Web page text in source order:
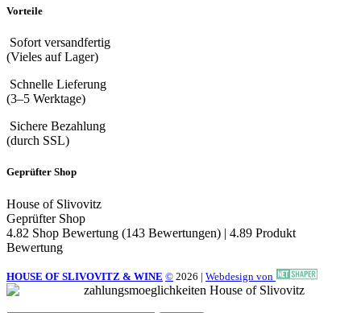
Vorteile
Sofort versandfertig
(Vieles auf Lager)
Schnelle Lieferung
(3–5 Werktage)
Sichere Bezahlung
(durch SSL)
Geprüfter Shop
House of Slivovitz
Geprüfter Shop
4.82 Shop Bewertung (143 Bewertungen) | 4.89 Produkt
Bewertung
HOUSE OF SLIVOVITZ & WINE © 2026 | Webdesign von